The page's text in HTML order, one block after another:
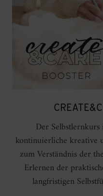
Der
kontinuierliche kreative
zum Verständnis der
Erlernen der
langfristigen